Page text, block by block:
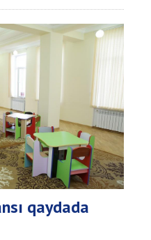
qaydada